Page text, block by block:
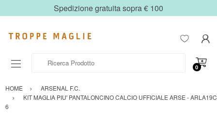
Spedizione gratuita sopra € 100
0
HOME
ARSENAL F.C.
KIT MAGLIA PIU' PANTALONCINO CALCIO UFFICIALE ARSE - ARLA19C
6